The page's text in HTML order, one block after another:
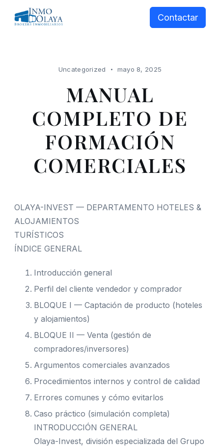
Contactar
Uncategorized mayo 8, 2025
MANUAL
COMPLETO DE
FORMACIÓN
COMERCIALES
OLAYA-INVEST — DEPARTAMENTO HOTELES &
ALOJAMIENTOS
TURÍSTICOS
ÍNDICE GENERAL
Introducción general
Perfil del cliente vendedor y comprador
BLOQUE I — Captación de producto (hoteles
y alojamientos)
BLOQUE II — Venta (gestión de
compradores/inversores)
Argumentos comerciales avanzados
Procedimientos internos y control de calidad
Errores comunes y cómo evitarlos
Caso práctico (simulación completa)
INTRODUCCIÓN GENERAL
Olaya-Invest, división especializada del Grupo